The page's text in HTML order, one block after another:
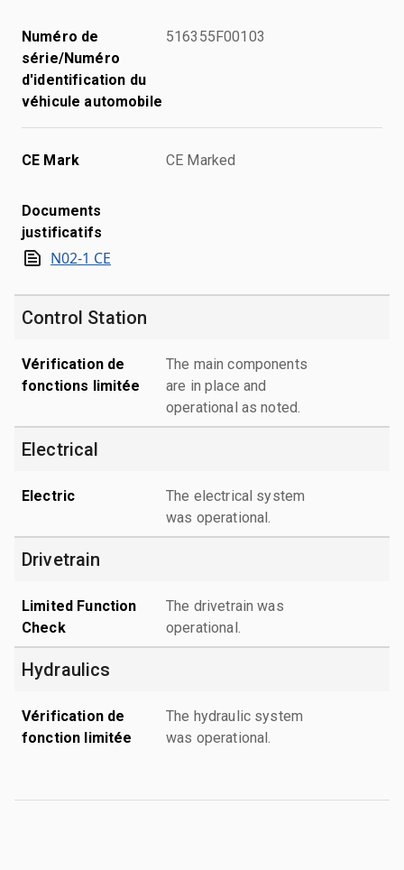
Numéro de
série/Numéro
d'identification du
véhicule automobile
516355F00103
CE Mark CE Marked
Documents
justificatifs
N02-1 CE
Control Station
Vérification de
fonctions limitée
The main components
are in place and
operational as noted.
Electrical
Electric
The electrical system
was operational.
Drivetrain
Limited Function
Check
The drivetrain was
operational.
Hydraulics
Vérification de
fonction limitée
The hydraulic system
was operational.